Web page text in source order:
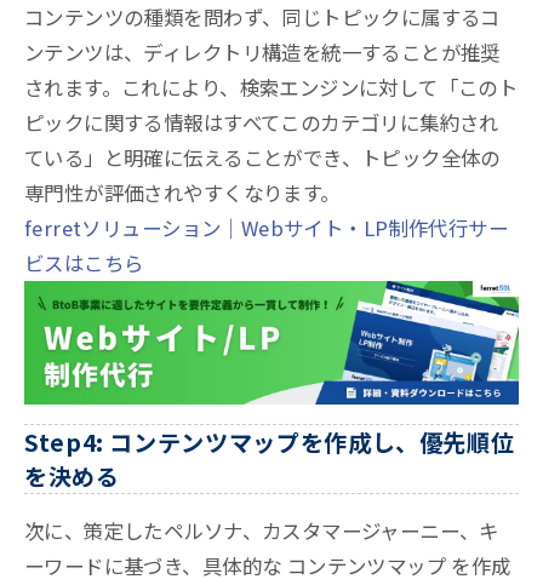
コンテンツの種類を問わず、同じトピックに属するコ
ンテンツは、ディレクトリ構造を統一することが推奨
されます。これにより、検索エンジンに対して「このト
ピックに関する情報はすべてこのカテゴリに集約され
ている」と明確に伝えることができ、トピック全体の
専門性が評価されやすくなります。
ferretソリューション｜Webサイト・LP制作代行サー
ビスはこちら
Step4: コンテンツマップを作成し、優先順位
を決める
次に、策定したペルソナ、カスタマージャーニー、キ
ーワードに基づき、具体的な コンテンツマップ を作成